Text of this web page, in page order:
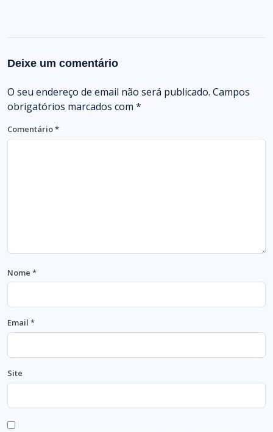
Deixe um comentário
O seu endereço de email não será publicado. Campos
obrigatórios marcados com *
Comentário*
Nome *
Email *
Site